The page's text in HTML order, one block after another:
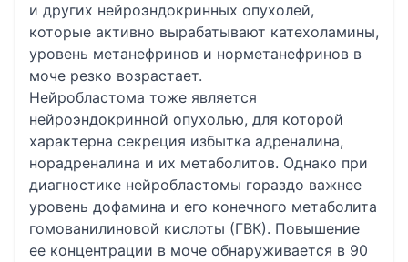
и других нейроэндокринных опухолей,
которые активно вырабатывают катехоламины,
уровень метанефринов и норметанефринов в
моче резко возрастает.
Нейробластома тоже является
нейроэндокринной опухолью, для которой
характерна секреция избытка адреналина,
норадреналина и их метаболитов. Однако при
диагностике нейробластомы гораздо важнее
уровень дофамина и его конечного метаболита
гомованилиновой кислоты (ГВК). Повышение
ее концентрации в моче обнаруживается в 90